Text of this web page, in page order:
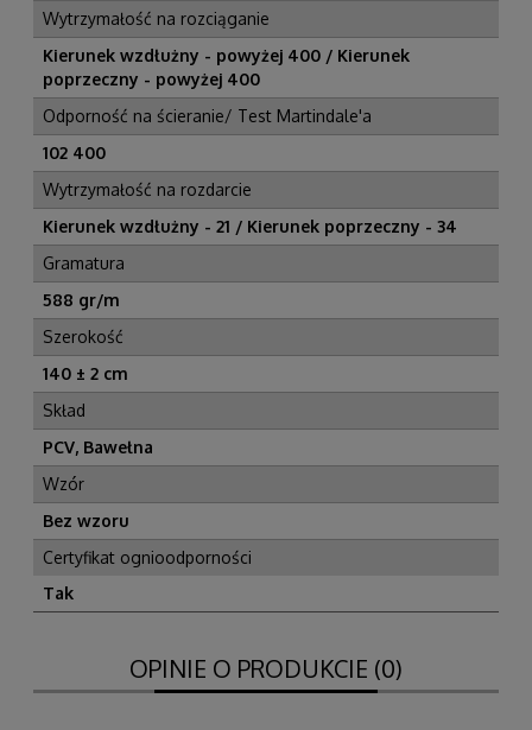
Wytrzymałość na rozciąganie
Kierunek wzdłużny - powyżej 400 / Kierunek
poprzeczny - powyżej 400
Odporność na ścieranie/ Test Martindale'a
102 400
Wytrzymałość na rozdarcie
Kierunek wzdłużny - 21 / Kierunek poprzeczny - 34
Gramatura
588 gr/m
Szerokość
140 ± 2 cm
Skład
PCV, Bawełna
Wzór
Bez wzoru
Certyfikat ognioodporności
Tak
OPINIE O PRODUKCIE (0)